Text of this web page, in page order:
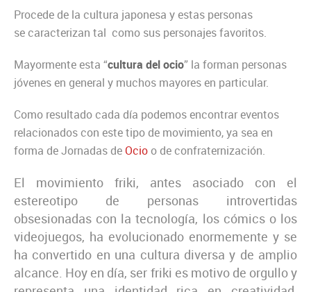
Procede de la cultura japonesa y estas personas
se caracterizan tal como sus personajes favoritos.
Mayormente esta “cultura del ocio” la forman personas
jóvenes en general y muchos mayores en particular.
Como resultado cada día podemos encontrar eventos
relacionados con este tipo de movimiento, ya sea en
forma de Jornadas deOcioo de confraternización.
El movimiento friki, antes asociado con el
estereotipo de personas introvertidas
obsesionadas con la tecnología, los cómics o los
videojuegos, ha evolucionado enormemente y se
ha convertido en una cultura diversa y de amplio
alcance. Hoy en día, ser friki es motivo de orgullo y